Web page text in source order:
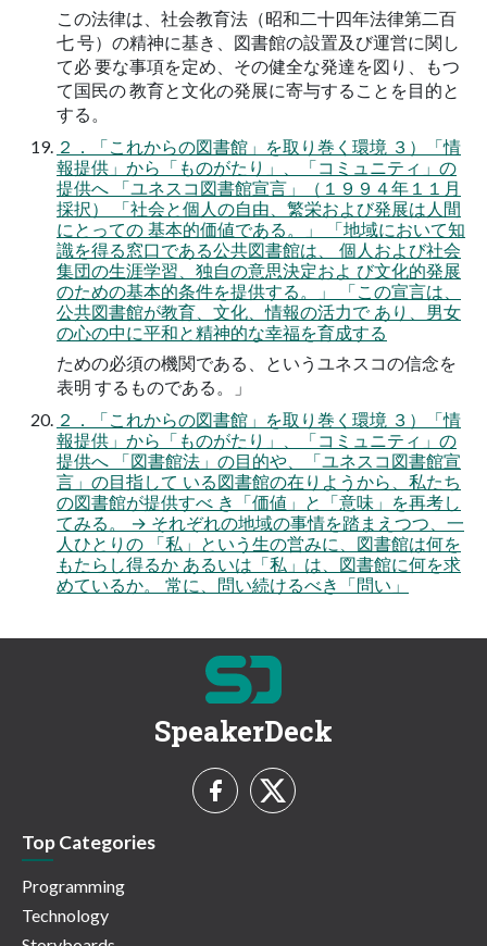
この法律は、社会教育法（昭和二十四年法律第二百
七 号）の精神に基き、図書館の設置及び運営に関し
て必 要な事項を定め、その健全な発達を図り、もつ
て国民の 教育と文化の発展に寄与することを目的と
する。
２．「これからの図書館」を取り巻く環境 ３）「情
報提供」から「ものがたり」、「コミュニティ」の
提供へ 「ユネスコ図書館宣言」（１９９４年１１月
採択） 「社会と個人の自由、繁栄および発展は人間
にとっての 基本的価値である。」 「地域において知
識を得る窓口である公共図書館は、 個人および社会
集団の生涯学習、独自の意思決定およ び文化的発展
のための基本的条件を提供する。」 「この宣言は、
公共図書館が教育、文化、情報の活力で あり、男女
の心の中に平和と精神的な幸福を育成する
ための必須の機関である、というユネスコの信念を
表明 するものである。」
２．「これからの図書館」を取り巻く環境 ３）「情
報提供」から「ものがたり」、「コミュニティ」の
提供へ 「図書館法」の目的や、「ユネスコ図書館宣
言」の目指して いる図書館の在りようから、私たち
の図書館が提供すべ き「価値」と「意味」を再考し
てみる。 → それぞれの地域の事情を踏まえつつ、一
人ひとりの 「私」という生の営みに、図書館は何を
もたらし得るか あるいは「私」は、図書館に何を求
めているか。 常に、問い続けるべき「問い」
SpeakerDeck
Top Categories
Programming
Technology